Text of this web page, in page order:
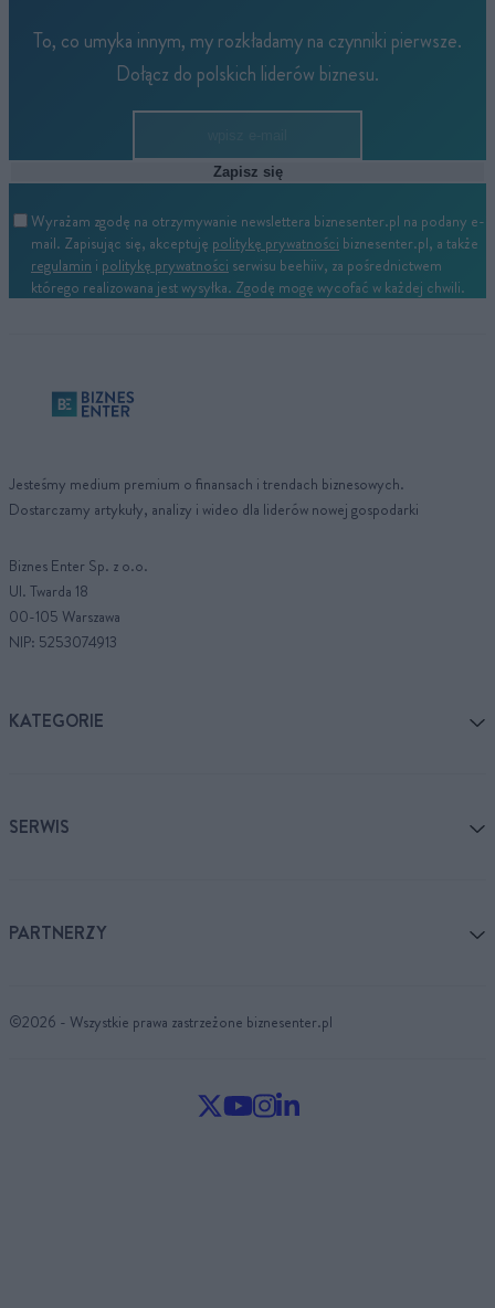
To, co umyka innym, my rozkładamy na czynniki pierwsze.
Dołącz do polskich liderów biznesu.
Zapisz się
Wyrażam zgodę na otrzymywanie newslettera biznesenter.pl na podany e-
mail. Zapisując się, akceptuję politykę prywatności biznesenter.pl, a także
regulamin i politykę prywatności serwisu beehiiv, za pośrednictwem
którego realizowana jest wysyłka. Zgodę mogę wycofać w każdej chwili.
Jesteśmy medium premium o finansach i trendach biznesowych.
Dostarczamy artykuły, analizy i wideo dla liderów nowej gospodarki
Biznes Enter Sp. z o.o.
Ul. Twarda 18
00-105 Warszawa
NIP: 5253074913
KATEGORIE
SERWIS
PARTNERZY
©2026 - Wszystkie prawa zastrzeżone biznesenter.pl